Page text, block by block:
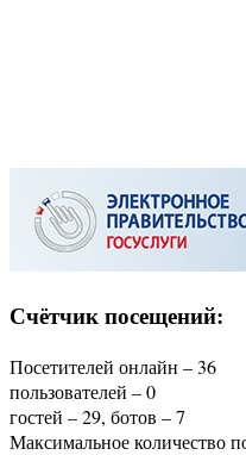
Счётчик посещений:
Посетителей онлайн – 36
пользователей – 0
гостей – 29, ботов – 7
Максимальное количество